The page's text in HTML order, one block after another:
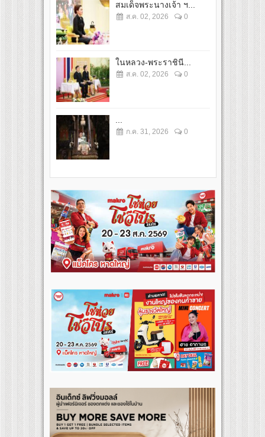
สมเด็จพระนางเจ้า ฯ...
ส.ค. 02, 2026 0
ในหลวง-พระราชินี...
ส.ค. 02, 2026 0
ก.ค. 31, 2026 0